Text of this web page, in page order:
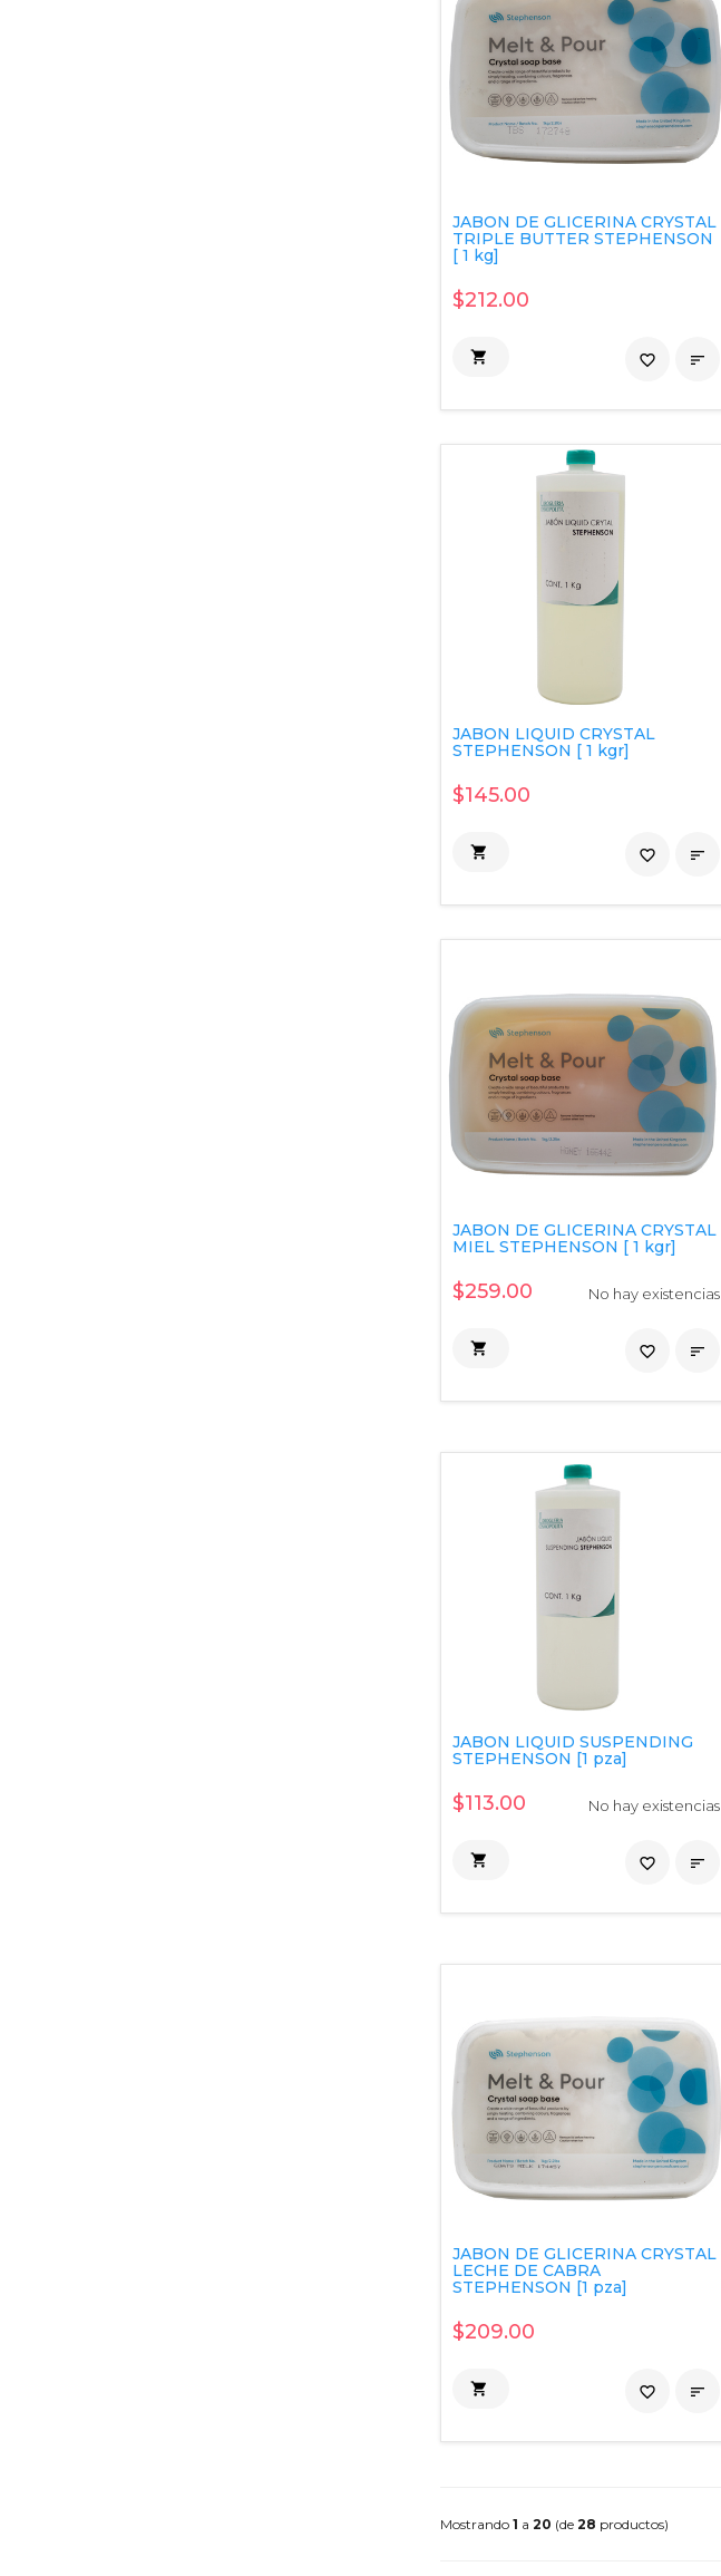
JABON DE GLICERINA CRYSTAL
TRIPLE BUTTER STEPHENSON
[ 1 kg]
$212.00
 
favorite_border
JABON LIQUID CRYSTAL
STEPHENSON [ 1 kgr]
$145.00
 
favorite_border
JABON DE GLICERINA CRYSTAL
MIEL STEPHENSON [ 1 kgr]
$259.00 No hay existencias
 
favorite_border
JABON LIQUID SUSPENDING
STEPHENSON [1 pza]
$113.00 No hay existencias
 
favorite_border
JABON DE GLICERINA CRYSTAL
LECHE DE CABRA
STEPHENSON [1 pza]
$209.00
 
favorite_border
Mostrando 1 a 20 (de 28 productos)